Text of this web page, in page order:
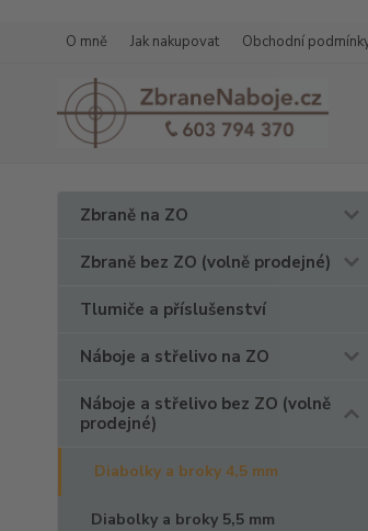
O mně Jak nakupovat Obchodní
Zbraně na ZO
Zbraně bez ZO (volně prodejné)
Tlumiče a příslušenství
Náboje a střelivo na ZO
Náboje a střelivo bez ZO (volně
prodejné)
Diabolky a broky 4,5 mm
Diabolky a broky 5,5 mm